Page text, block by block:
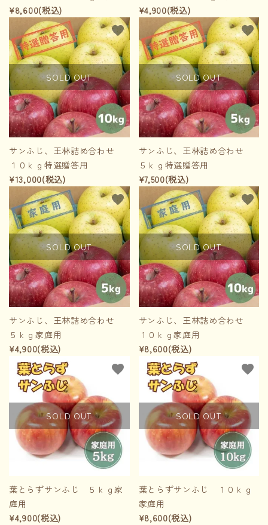
¥8,600(税込)
¥4,900(税込)
SOLD OUT
サンふじ、王林詰め合わせ
１０ｋｇ特選贈答用
¥13,000(税込)
favorite
SOLD OUT
サンふじ、王林詰め合わせ
５ｋｇ特選贈答用
¥7,500(税込)
favorite
SOLD OUT
サンふじ、王林詰め合わせ
５ｋｇ家庭用
¥4,900(税込)
favorite
SOLD OUT
サンふじ、王林詰め合わせ
１０ｋｇ家庭用
¥8,600(税込)
favorite
SOLD OUT
葉とらずサンふじ ５ｋｇ家
庭用
¥4,900(税込)
favorite
SOLD OUT
葉とらずサンふじ １０ｋｇ
家庭用
¥8,600(税込)
favorite